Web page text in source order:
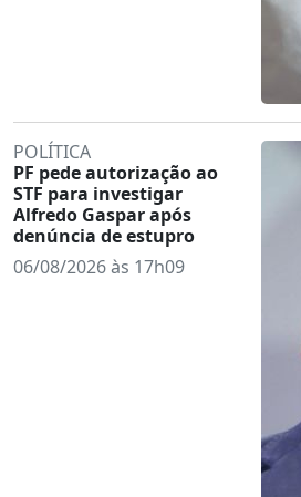
POLÍTICA
PF pede autorização ao
STF para investigar
Alfredo Gaspar após
denúncia de estupro
06/08/2026 às 17h09